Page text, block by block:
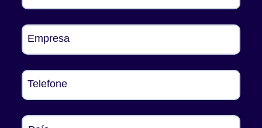
Empresa
Telefone